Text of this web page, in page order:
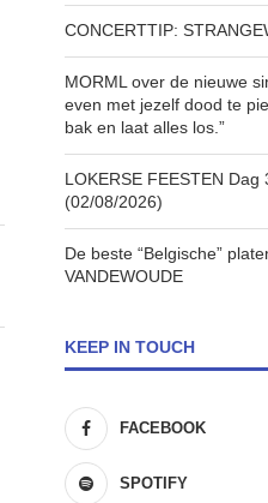
CONCERTTIP:
MORML over de nieuwe
even met jezelf dood te
bak en laat alles los.”
LOKERSE FEESTEN Dag
(02/08/2026)
De beste “Belgische”
VANDEWOUDE
KEEP IN TOUCH
FACEBOOK
SPOTIFY